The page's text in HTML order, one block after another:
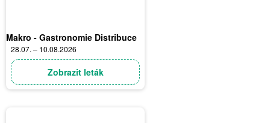
Makro - Gastronomie Distribuce
28.07. – 10.08.2026
Zobrazit leták